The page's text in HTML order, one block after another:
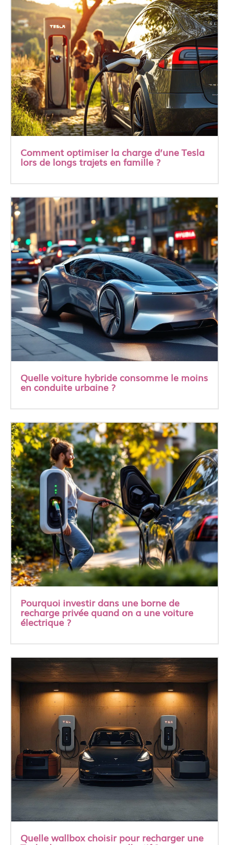
Comment optimiser la charge d’une Tesla
lors de longs trajets en famille ?
Quelle voiture hybride consomme le moins
en conduite urbaine ?
Pourquoi investir dans une borne de
recharge privée quand on a une voiture
électrique ?
Quelle wallbox choisir pour recharger une